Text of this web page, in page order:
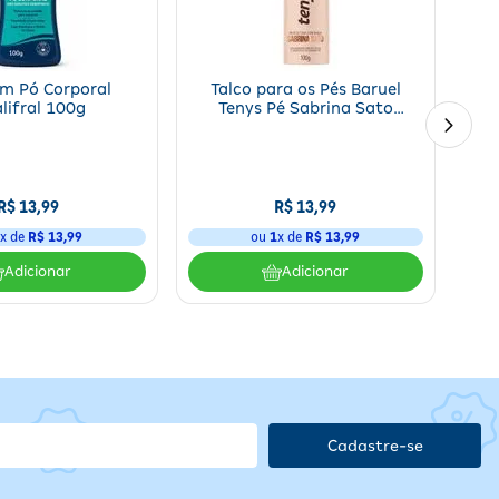
luz
testado para garantir segurança e eficácia.
Pó Corporal
100g
13,99
x de R$ 13,99
Adicionar
Talco para os Pés Baruel
Tenys Pé Sabrina Sato
R$13,99
ou1x de R$ 13,99
Adicionar
Cadastre-se